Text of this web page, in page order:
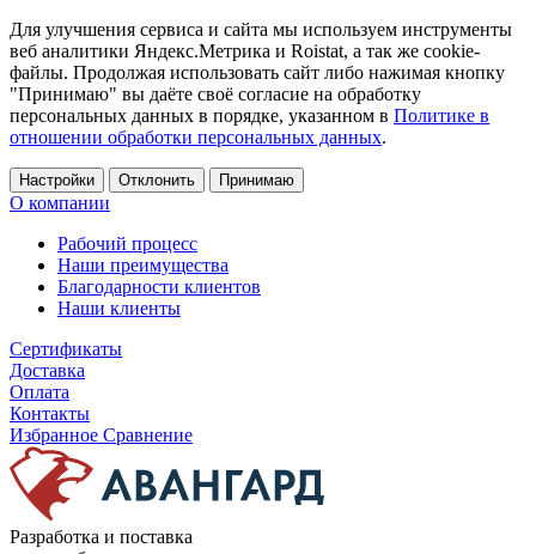
Для улучшения сервиса и сайта мы используем инструменты
веб аналитики Яндекс.Метрика и Roistat, а так же cookie-
файлы. Продолжая использовать сайт либо нажимая кнопку
"Принимаю" вы даёте своё согласие на обработку
персональных данных в порядке, указанном в Политике в
отношении обработки персональных данных.
Настройки Отклонить Принимаю
О компании
Рабочий процесс
Наши преимущества
Благодарности клиентов
Наши клиенты
Сертификаты
Доставка
Оплата
Контакты
Избранное Сравнение
Разработка и поставка